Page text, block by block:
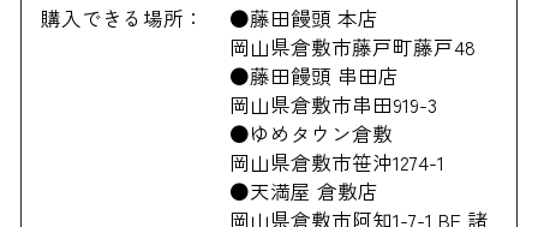
購入できる場所：
●藤田饅頭 本店
岡山県倉敷市藤戸町藤戸48
●藤田饅頭 串田店
岡山県倉敷市串田919-3
●ゆめタウン倉敷
岡山県倉敷市笹沖1274-1
●天満屋 倉敷店
岡山県倉敷市阿知1-7-1 BF 諸